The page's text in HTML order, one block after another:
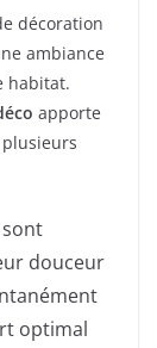
décoration
ambiance
habitat.
apporte
sont
douceur
optimal